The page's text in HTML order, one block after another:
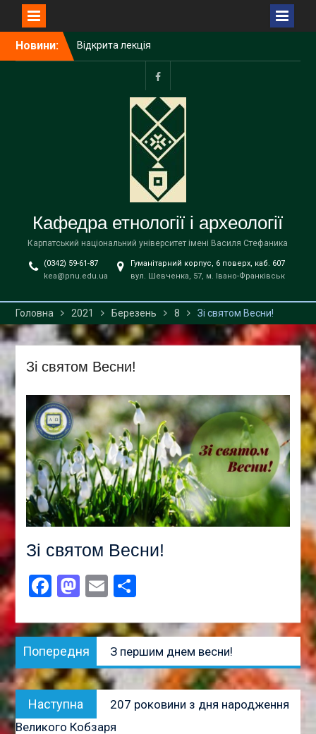
Новини:
Відкрита лекція
Пшемислава Макаровича
(Przemysław Makarowicz)
– відомого польського
археолога, доктора
габілітованого,
професора Інституту
доісторії Університету
імені Адама Міцкевича в
Познані (Республіка
Польща) на тему «Bukivna.
brązu nad Dniestrem»
Запрошуємо вступників на
за освітньою програмою
«Етнологія» спеціальності
!
Збори трудового
колективу кафедри
facebook
Кафедра етнології і археології
Карпатський національний університет імені Василя Стефаника
(0342) 59-61-87
kea@pnu.edu.ua
Гуманітарний корпус, 6 поверх, каб. 607
вул. Шевченка, 57, м. Івано-Франківськ
Головна 2021 Березень 8 Зі святом Весни!
Зі святом Весни!
Зі святом Весни!
Facebook
Mastodon
EmailПоділитися
Навігація
записів
Попередня
публікація:
З першим днем весни!
Наступна
публікація:
207 роковини з дня народження
Великого Кобзаря